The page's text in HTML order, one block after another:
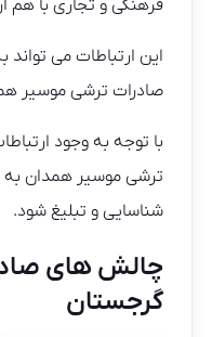
فرهنگی و تجاری با هم
این ارتباطات می
صادرات ترشی موسیر
با توجه به وجود
ترشی موسیر همدان به
شناسایی و تبلیغ شود.
چالش های
گرجستان